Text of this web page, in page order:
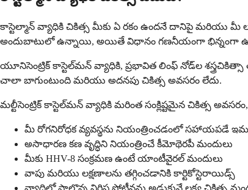
కాస్టెల్మాన్ వ్యాధికి చికిత్స మీకు ఏ రకం ఉందనే దానిపై మరియు మీ
అందుబాటులో ఉన్నాయి, అయితే విధానం గణనీయంగా భిన్నంగా
యూనిసెంట్రిక్ కాస్టెల్‌మన్ వ్యాధికి, ప్రభావిత లింఫ్ నోడ్‌ల
చాలా బాగుంటుంది మరియు అదనపు చికిత్స అవసరం లేదు.
మల్టీసెంట్రిక్ కాస్టెల్‌మన్ వ్యాధికి మరింత సంక్లిష్టమైన చికిత్స
మీ రోగనిరోధక వ్యవస్థను నియంత్రించడంలో సహాయపడే
అసాధారణ కణ వృద్ధిని నియంత్రించే కీమోథెరపీ మందులు
మీకు HHV-8 సంక్రమణ ఉంటే యాంటీవైరల్ మందులు
వాపు మరియు లక్షణాలను తగ్గించడానికి కార్టికోస్టెరాయిడ్స్
వ్యాధిలో పాల్గొన్న నిర్దిష్ట ప్రోటీన్లను అడ్డుకునే లక్ష్య చికిత్స